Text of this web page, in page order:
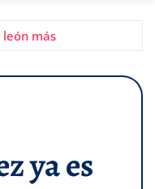
más
ya es